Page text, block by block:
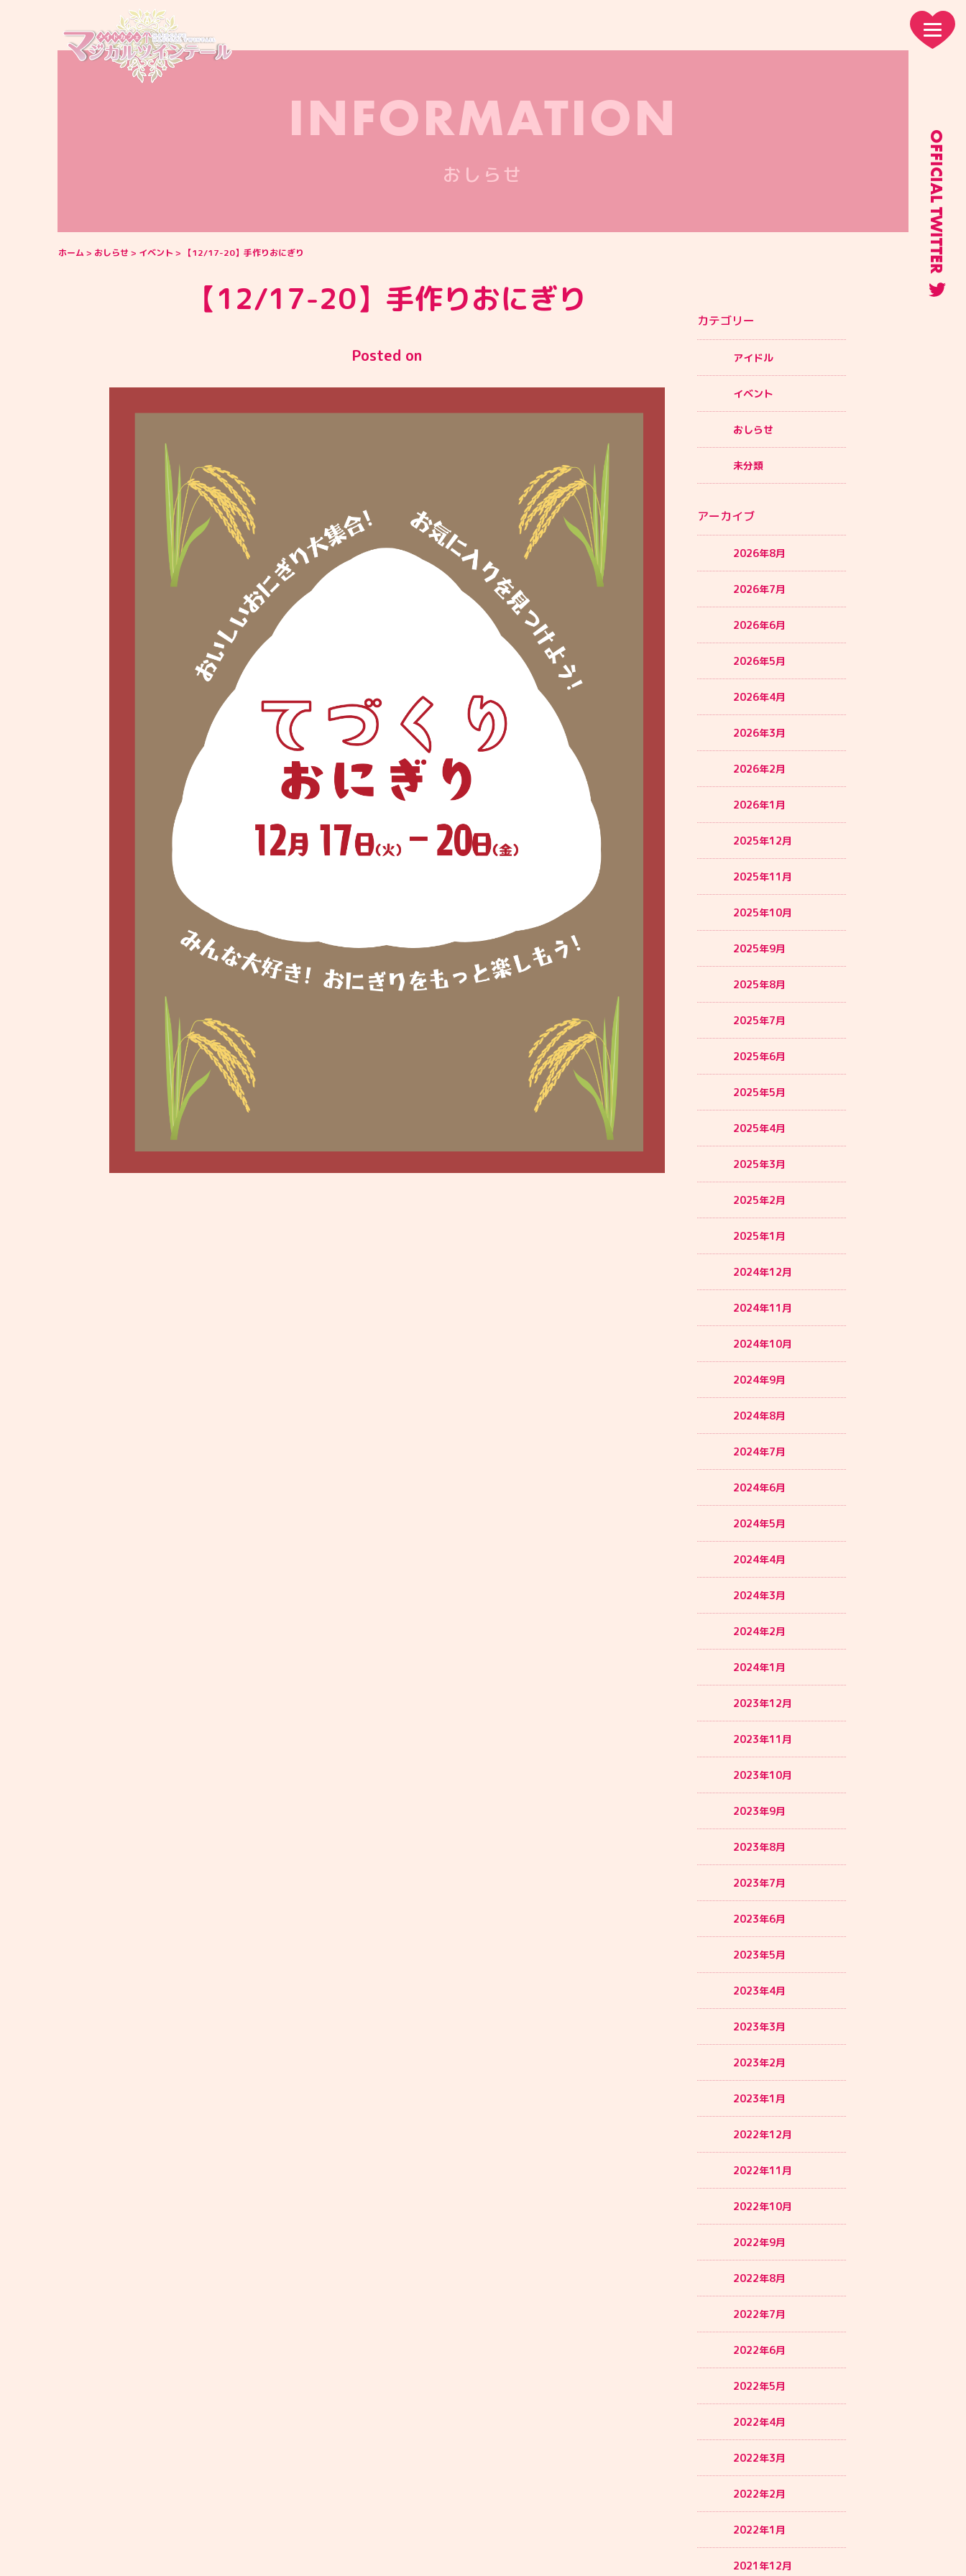
OFFICIAL TWITTER
INFORMATION
おしらせ
ホーム おしらせ イベント 【12/17-20】手作りおにぎり
【12/17-20】手作りおにぎり
Posted on
カテゴリー
アイドル
イベント
おしらせ
未分類
アーカイブ
2026年8月
2026年7月
2026年6月
2026年5月
2026年4月
2026年3月
2026年2月
2026年1月
2025年12月
2025年11月
2025年10月
2025年9月
2025年8月
2025年7月
2025年6月
2025年5月
2025年4月
2025年3月
2025年2月
2025年1月
2024年12月
2024年11月
2024年10月
2024年9月
2024年8月
2024年7月
2024年6月
2024年5月
2024年4月
2024年3月
2024年2月
2024年1月
2023年12月
2023年11月
2023年10月
2023年9月
2023年8月
2023年7月
2023年6月
2023年5月
2023年4月
2023年3月
2023年2月
2023年1月
2022年12月
2022年11月
2022年10月
2022年9月
2022年8月
2022年7月
2022年6月
2022年5月
2022年4月
2022年3月
2022年2月
2022年1月
2021年12月